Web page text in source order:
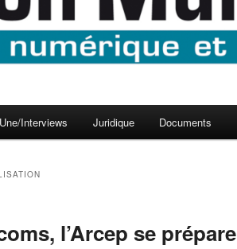
Une/Interviews Juridique Documents
l’Arcep se prépare